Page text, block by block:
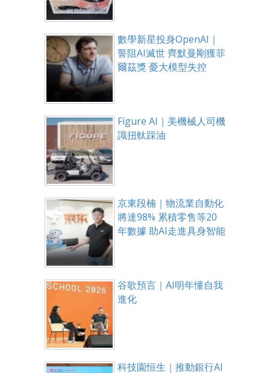
數學新星投身OpenAI｜
誓阻AI滅世 齊默曼剛獲菲
爾茲獎 憂大模型失控
Figure AI｜美機械人司機
識扭軚踩油
京東段楠｜物流業自動化
將達98% 累積零售等20
年數據 助AI走進具身智能
谷歌預言｜AI明年懂自我
進化
科技園恒生｜推動銀行AI